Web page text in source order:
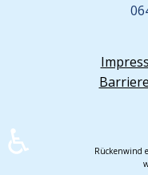
Rückenwind